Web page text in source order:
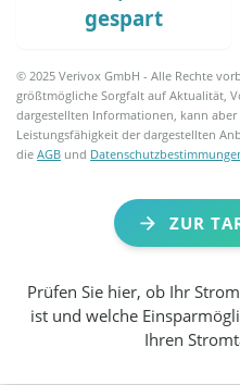
gespart
© 2025 Verivox GmbH - Alle Rechte
größtmögliche Sorgfalt auf Aktualität,
dargestellten Informationen, kann
Leistungsfähigkeit der dargestellten
dieAGB und
ZUR
Prüfen Sie hier, ob Ihr
ist und welche
Ihren